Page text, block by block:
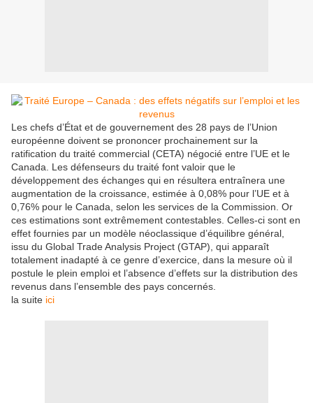
Les chefs d’État et de gouvernement des 28 pays de l’Union
européenne doivent se prononcer prochainement sur la
ratification du traité commercial (CETA) négocié entre l’UE et le
Canada. Les défenseurs du traité font valoir que le
développement des échanges qui en résultera entraînera une
augmentation de la croissance, estimée à 0,08% pour l’UE et à
0,76% pour le Canada, selon les services de la Commission. Or
ces estimations sont extrêmement contestables. Celles-ci sont en
effet fournies par un modèle néoclassique d’équilibre général,
issu du Global Trade Analysis Project (GTAP), qui apparaît
totalement inadapté à ce genre d’exercice, dans la mesure où il
postule le plein emploi et l’absence d’effets sur la distribution des
revenus dans l’ensemble des pays concernés.
la suite ici